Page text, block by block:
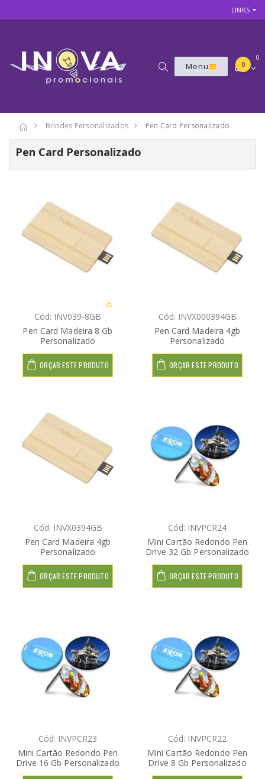
LINKS
Menu
0
0
Brindes Personalizados Pen Card Personalizado
Pen Card Personalizado
Cód: INV039-8GB
Pen Card Madeira 8 Gb
Personalizado
ORÇAR ESTE PRODUTO
Cód: INVX000394GB
Pen Card Madeira 4gb
Personalizado
ORÇAR ESTE PRODUTO
Cód: INVX0394GB
Pen Card Madeira 4gb
Personalizado
ORÇAR ESTE PRODUTO
Cód: INVPCR24
Mini Cartão Redondo Pen
Drive 32 Gb Personalizado
ORÇAR ESTE PRODUTO
Cód: INVPCR23
Mini Cartão Redondo Pen
Drive 16 Gb Personalizado
Cód: INVPCR22
Mini Cartão Redondo Pen
Drive 8 Gb Personalizado